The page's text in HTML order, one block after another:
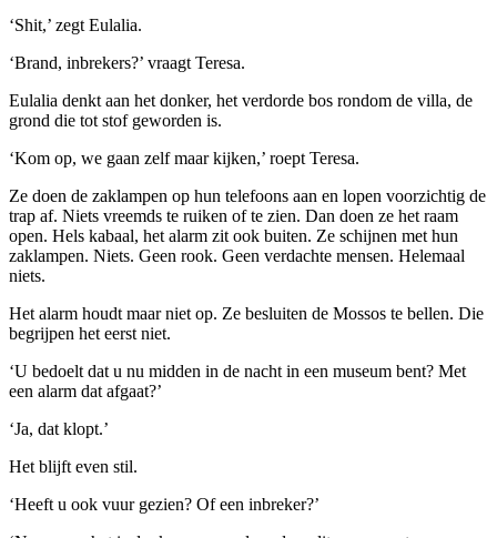
‘Shit,’ zegt Eulalia.
‘Brand, inbrekers?’ vraagt Teresa.
Eulalia denkt aan het donker, het verdorde bos rondom de villa, de
grond die tot stof geworden is.
‘Kom op, we gaan zelf maar kijken,’ roept Teresa.
Ze doen de zaklampen op hun telefoons aan en lopen voorzichtig de
trap af. Niets vreemds te ruiken of te zien. Dan doen ze het raam
open. Hels kabaal, het alarm zit ook buiten. Ze schijnen met hun
zaklampen. Niets. Geen rook. Geen verdachte mensen. Helemaal
niets.
Het alarm houdt maar niet op. Ze besluiten de Mossos te bellen. Die
begrijpen het eerst niet.
‘U bedoelt dat u nu midden in de nacht in een museum bent? Met
een alarm dat afgaat?’
‘Ja, dat klopt.’
Het blijft even stil.
‘Heeft u ook vuur gezien? Of een inbreker?’